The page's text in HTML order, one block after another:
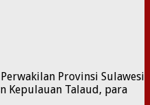
Provinsi Sulawesi
Kepulauan Talaud, para